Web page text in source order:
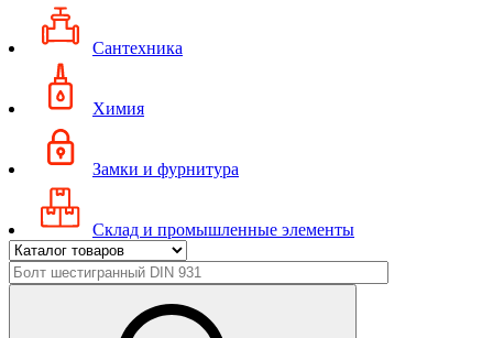
Сантехника
Химия
Замки и фурнитура
Склад и промышленные элементы